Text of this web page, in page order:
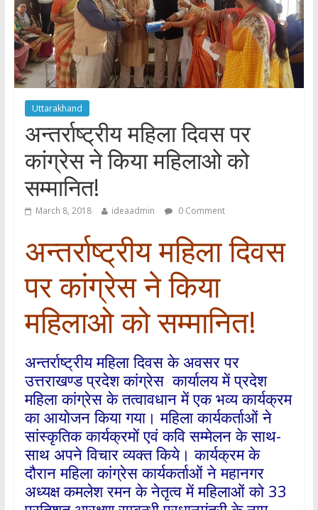
Uttarakhand
अन्तर्राष्ट्रीय महिला दिवस पर
कांग्रेस ने किया महिलाओ को
सम्मानित!
March 8, 2018 ideaadmin 0 Comment
अन्तर्राष्ट्रीय महिला दिवस
पर कांग्रेस ने किया
महिलाओ को सम्मानित!
अन्तर्राष्ट्रीय महिला दिवस के अवसर पर
उत्तराखण्ड प्रदेश कांग्रेस कार्यालय में प्रदेश
महिला कांग्रेस के तत्वावधान में एक भव्य कार्यक्रम
का आयोजन किया गया। महिला कार्यकर्ताओं ने
सांस्कृतिक कार्यक्रमों एवं कवि सम्मेलन के साथ-
साथ अपने विचार व्यक्त किये। कार्यक्रम के
दौरान महिला कांग्रेस कार्यकर्ताओं ने महानगर
अध्यक्ष कमलेश रमन के नेतृत्व में महिलाओं को 33